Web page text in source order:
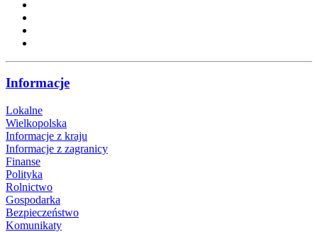
Informacje
Lokalne
Wielkopolska
Informacje z kraju
Informacje z zagranicy
Finanse
Polityka
Rolnictwo
Gospodarka
Bezpieczeństwo
Komunikaty